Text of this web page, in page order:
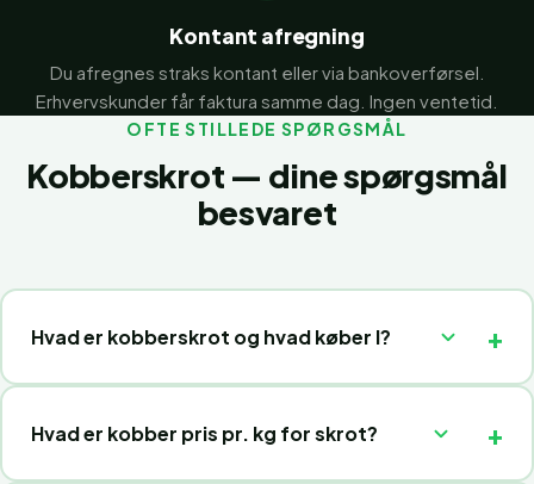
Kontant afregning
Du afregnes straks kontant eller via bankoverførsel.
Erhvervskunder får faktura samme dag. Ingen ventetid.
OFTE STILLEDE SPØRGSMÅL
Kobberskrot — dine spørgsmål
besvaret
Hvad er kobberskrot og hvad køber I?
Hvad er kobber pris pr. kg for skrot?